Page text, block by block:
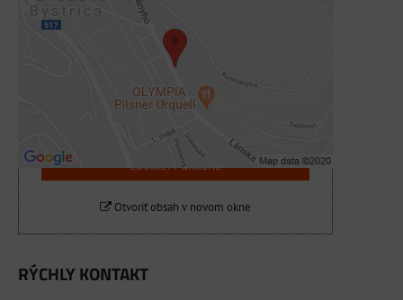
Externý obsah je blokovaný Voľbami
súkromia
Prajete si načítať externý obsah?
Povoliť tentokrát
Povoliť a zapamätať - súhlas s druhom
cookie: Funkčné
Otvoriť obsah v novom okne
RÝCHLY KONTAKT